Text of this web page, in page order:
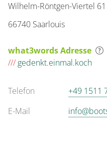
Wilhelm-Röntgen-Viertel 61
66740 Saarlouis
what3words Adresse
/// gedenkt.einmal.koch
Telefon
+49 1511
E-Mail